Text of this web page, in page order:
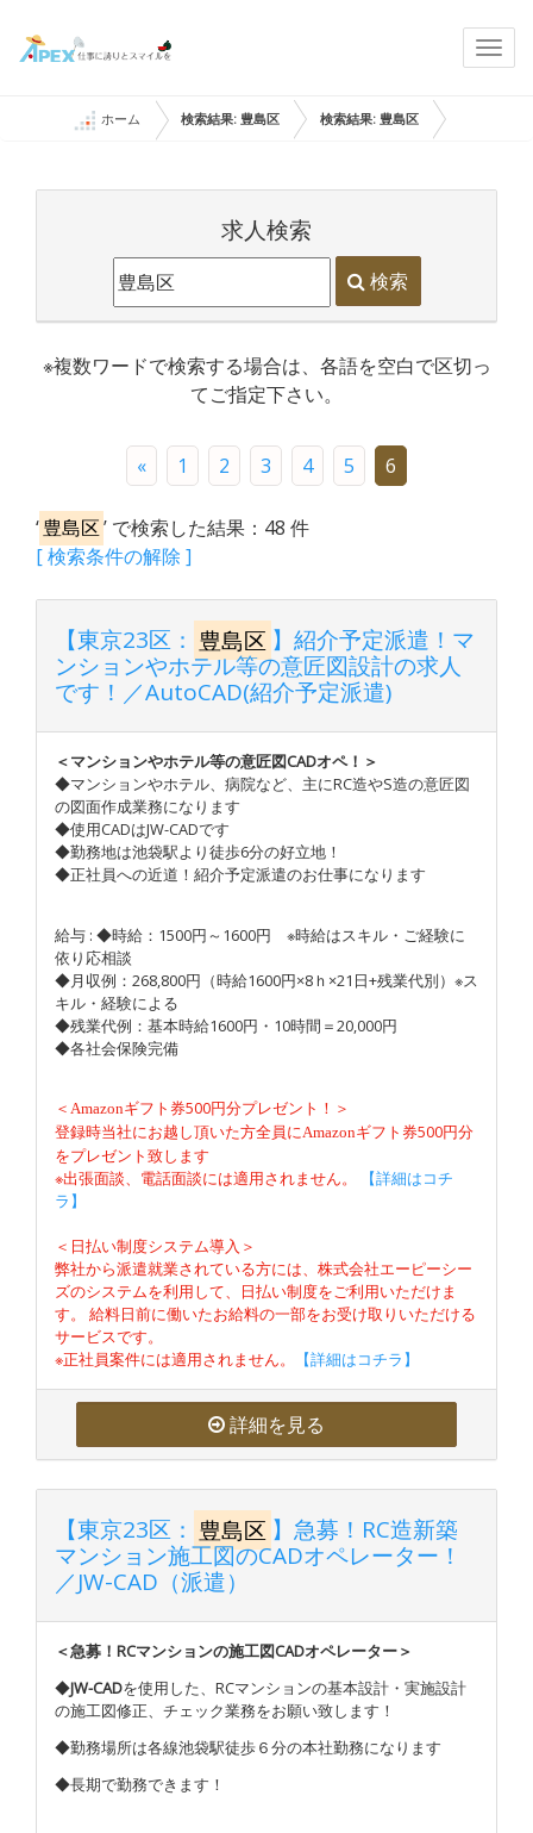
ホーム 検索結果: 豊島区 検索結果: 豊島区
求人検索
検索
※複数ワードで検索する場合は、各語を空白で区切っ
てご指定下さい。
« 1 2 3 4 5 6
‘豊島区’ で検索した結果：48 件
[ 検索条件の解除 ]
【東京23区： 豊島区 】紹介予定派遣！マ
ンションやホテル等の意匠図設計の求人
です！／AutoCAD(紹介予定派遣)
＜マンションやホテル等の意匠図CADオペ！＞
◆マンションやホテル、病院など、主にRC造やS造の意匠図
の図面作成業務になります
◆使用CADはJW-CADです
◆勤務地は池袋駅より徒歩6分の好立地！
◆正社員への近道！紹介予定派遣のお仕事になります
給与 : ◆時給：1500円～1600円 ※時給はスキル・ご経験に
依り応相談
◆月収例：268,800円（時給1600円×8ｈ×21日+残業代別）※ス
キル・経験による
◆残業代例：基本時給1600円・10時間＝20,000円
◆各社会保険完備
＜ Amazonギフト券500円分プレゼント！＞
登録時当社にお越し頂いた方全員にAmazonギフト券500円分
をプレゼント致します
※出張面談、電話面談には適用されません。
【詳細はコチ
ラ】
＜日払い制度システム導入＞
弊社から派遣就業されている方には、株式会社エーピーシー
ズのシステムを利用して、日払い制度をご利用いただけま
す。 給料日前に働いたお給料の一部をお受け取りいただける
サービスです。
※正社員案件には適用されません。
【詳細はコチラ】
詳細を見る
【東京23区： 豊島区 】急募！RC造新築
マンション施工図のCADオペレーター！
／JW-CAD（派遣）
＜急募！RCマンションの施工図CADオペレーター＞
◆JW-CADを使用した、RCマンションの基本設計・実施設計
の施工図修正、チェック業務をお願い致します！
◆勤務場所は各線池袋駅徒歩６分の本社勤務になります
◆長期で勤務できます！